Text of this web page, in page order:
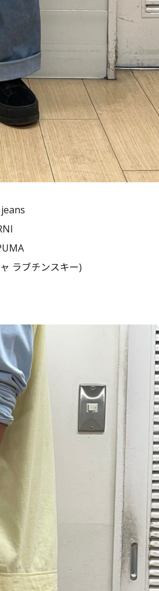
ラブチンスキー)